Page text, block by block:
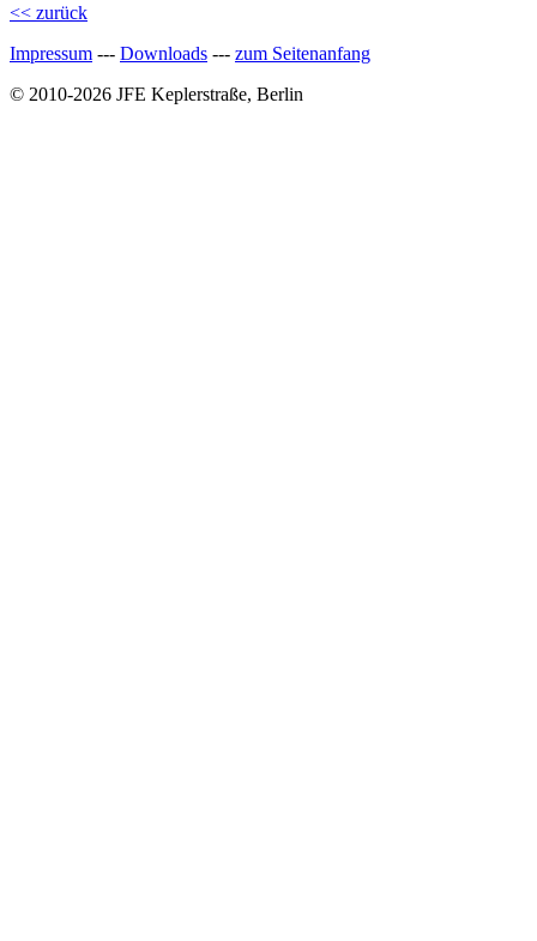
<< zurück
Impressum --- Downloads --- zum Seitenanfang
© 2010-2026 JFE Keplerstraße, Berlin